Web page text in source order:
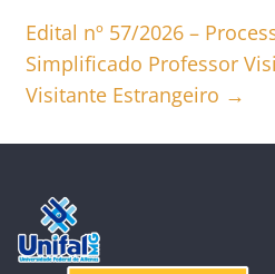
Edital nº 57/2026 –
Simplificado Professor
Visitante Estrangeiro →